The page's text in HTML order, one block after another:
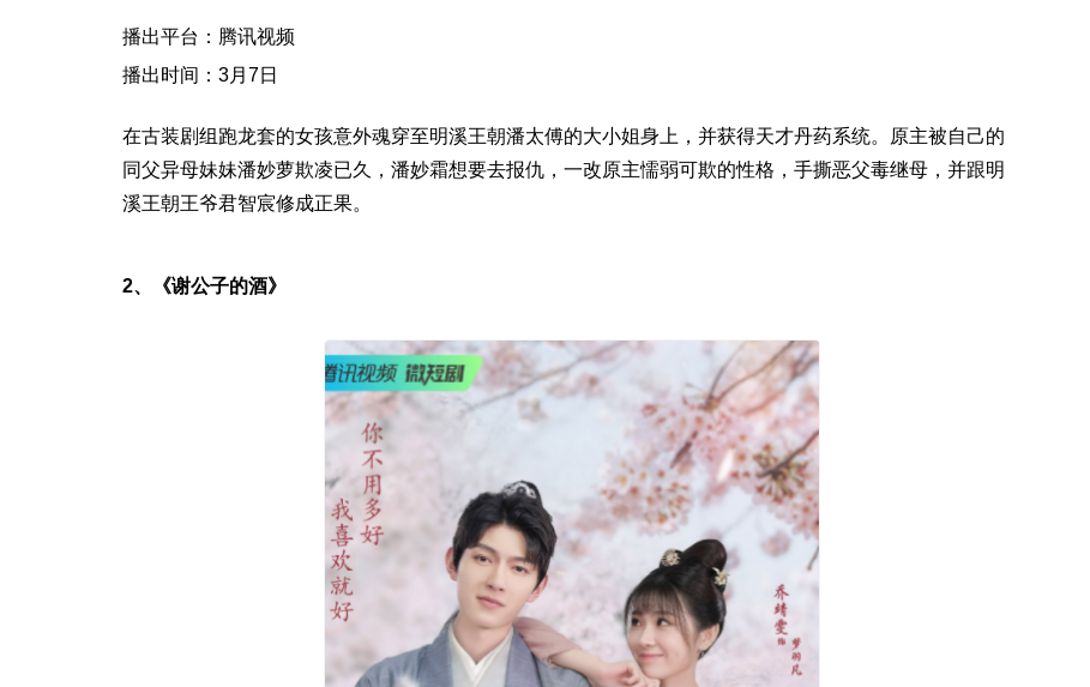
播出平台：腾讯视频
播出时间：3月7日
在古装剧组跑龙套的女孩意外魂穿至明溪王朝潘太傅的大小姐身上，并获得天才丹药系统。原主被自己的
同父异母妹妹潘妙萝欺凌已久，潘妙霜想要去报仇，一改原主懦弱可欺的性格，手撕恶父毒继母，并跟明
溪王朝王爷君智宸修成正果。
2、《谢公子的酒》